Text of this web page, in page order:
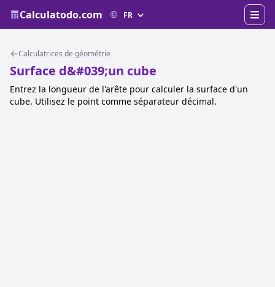
Calculatodo.com
Calculatrices de géométrie
Surface d&#039;un cube
Entrez la longueur de l'arête pour calculer la surface d'un
cube. Utilisez le point comme séparateur décimal.